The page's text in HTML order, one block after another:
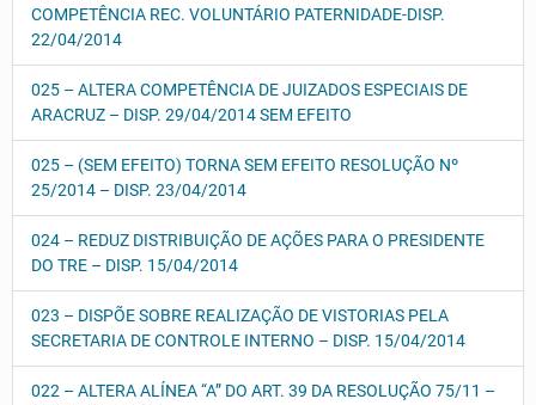
COMPETÊNCIA REC. VOLUNTÁRIO PATERNIDADE-DISP.
22/04/2014
025 – ALTERA COMPETÊNCIA DE JUIZADOS ESPECIAIS DE
ARACRUZ – DISP. 29/04/2014 SEM EFEITO
025 – (SEM EFEITO) TORNA SEM EFEITO RESOLUÇÃO Nº
25/2014 – DISP. 23/04/2014
024 – REDUZ DISTRIBUIÇÃO DE AÇÕES PARA O PRESIDENTE
DO TRE – DISP. 15/04/2014
023 – DISPÕE SOBRE REALIZAÇÃO DE VISTORIAS PELA
SECRETARIA DE CONTROLE INTERNO – DISP. 15/04/2014
022 – ALTERA ALÍNEA “A” DO ART. 39 DA RESOLUÇÃO 75/11 –